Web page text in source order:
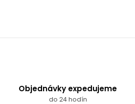
Objednávky expedujeme
do 24 hodín